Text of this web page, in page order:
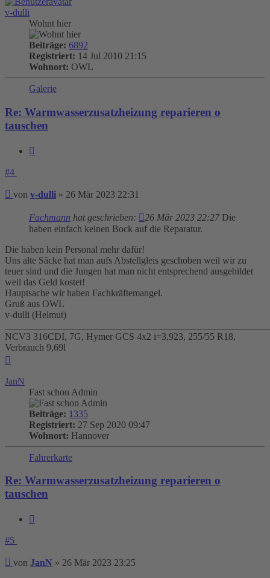
v-dulli
Wohnt hier
Beiträge: 6892
Registriert: 14 Jul 2010 21:15
Wohnort: OWL
Galerie
Re: Warmwasserzusatzheizung reparieren o
tauschen
#4
Beitrag
von v-dulli » 26 Mär 2023 22:31
Fachmann hat geschrieben: 26 Mär 2023 22:27Die
haben einfach keinen Bock auf die Reparatur.
Die haben kein Personal mehr dafür!
Uns alte Säcke hat man aufs Abstellgleis geschoben weil wir zu
teuer sind und die Jungen hat man nicht entsprechend ausgebildet
weil das Geld kostet!
Hauptsache wir haben Fachkräftemangel.
Gruß aus OWL
v-dulli (Helmut)
NCV3 316CDI, 7G, Hymer GCS 4x2 i=3,923, 255/55 R18,
Verbrauch 9,69l
JanN
Fast schon Admin
Beiträge: 1335
Registriert: 27 Sep 2020 09:47
Wohnort: Hannover
Fahrerkarte
Re: Warmwasserzusatzheizung reparieren o
tauschen
#5
Beitrag
von JanN » 26 Mär 2023 23:25